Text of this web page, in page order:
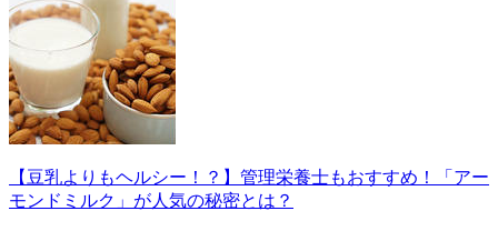
【豆乳よりもヘルシー！？】管理栄養士もおすすめ！「アー
モンドミルク」が人気の秘密とは？